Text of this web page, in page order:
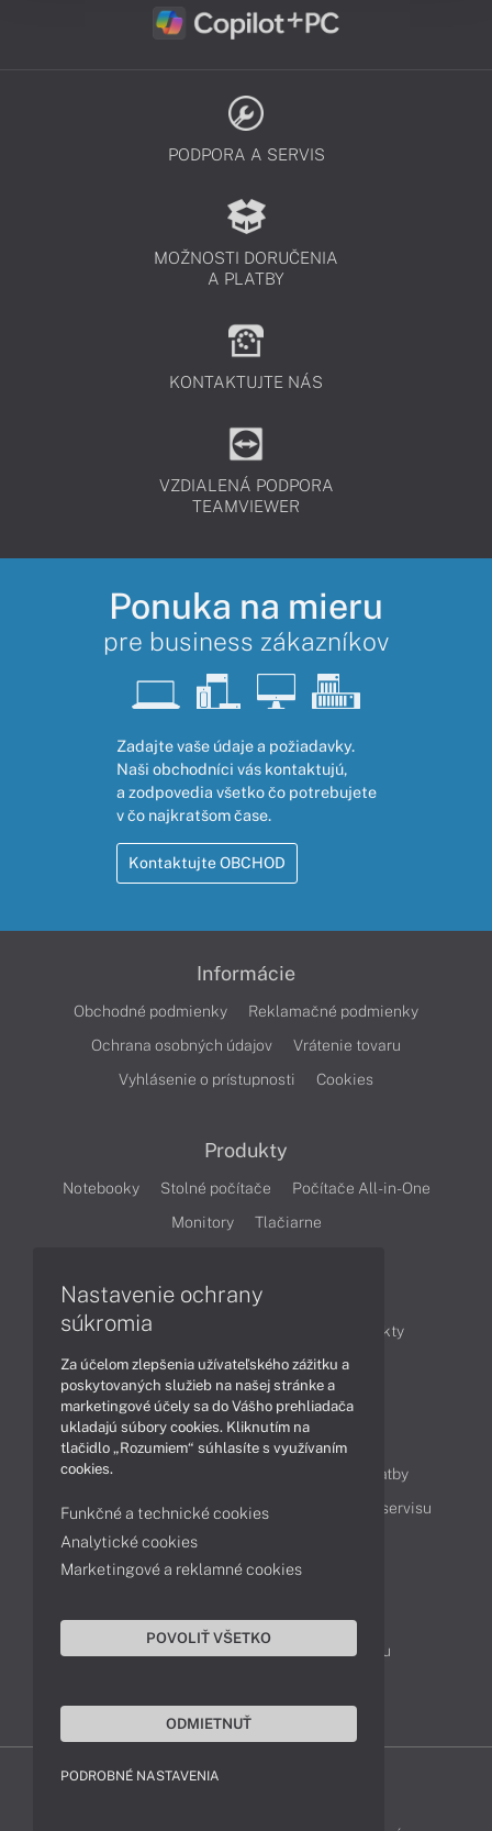
PODPORA A SERVIS
MOŽNOSTI DORUČENIA
A PLATBY
KONTAKTUJTE NÁS
VZDIALENÁ PODPORA
TEAMVIEWER
Ponuka na mieru
pre business zákazníkov
Zadajte vaše údaje a požiadavky.
Naši obchodníci vás kontaktujú,
a zodpovedia všetko čo potrebujete
v čo najkratšom čase.
Kontaktujte OBCHOD
Informácie
Obchodné podmienky
Reklamačné podmienky
Ochrana osobných údajov
Vrátenie tovaru
Vyhlásenie o prístupnosti
Cookies
Produkty
Notebooky Stolné počítače
Počítače All-in-One
Monitory
Tlačiarne
Články
Obchodné informácie
Produkty
Technológie
Videá
Obsah
Ako nakupovať
Možnosti doručenia a platby
Podpora a servis
Servisné služby Cenník servisu
Kontakty
043 4224 771
Obchodné oddelenie
Reklamácia tovaru
Nastavenie ochrany
súkromia
Za účelom zlepšenia užívateľského zážitku a
poskytovaných služieb na našej stránke a
marketingové účely sa do Vášho prehliadača
ukladajú súbory cookies. Kliknutím na
tlačidlo „Rozumiem“ súhlasíte s využívaním
cookies.
Funkčné a technické cookies
Analytické cookies
Marketingové a reklamné cookies
POVOLIŤ VŠETKO
ODMIETNUŤ
PODROBNÉ NASTAVENIA